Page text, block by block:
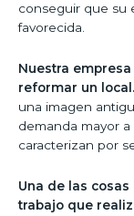
conseguir que su
favorecida.
Nuestra
reformar un local.
una imagen
demanda mayor
caracterizan por
Una de las
trabajo que